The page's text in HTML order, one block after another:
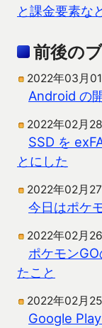
と課金要素な
前後の
2022年03月
Android の
2022年02月
SSD を
とにした
2022年02月
今日はポケ
2022年02月
ポケモン
たこと
2022年02月
Google